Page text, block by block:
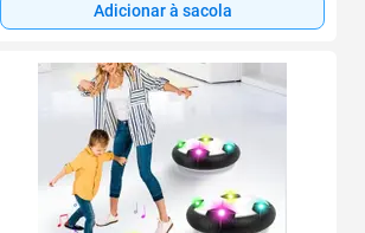
Adicionar à sacola